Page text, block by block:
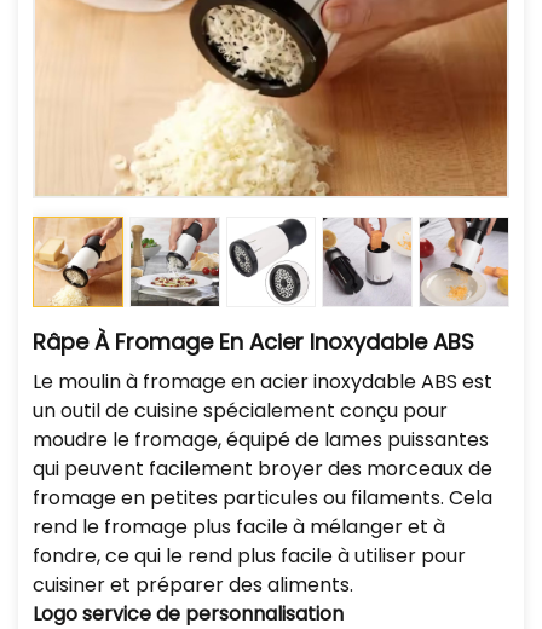
Râpe À Fromage En Acier Inoxydable ABS
Le moulin à fromage en acier inoxydable ABS est
un outil de cuisine spécialement conçu pour
moudre le fromage, équipé de lames puissantes
qui peuvent facilement broyer des morceaux de
fromage en petites particules ou filaments. Cela
rend le fromage plus facile à mélanger et à
fondre, ce qui le rend plus facile à utiliser pour
cuisiner et préparer des aliments.
Logoservice de personnalisation